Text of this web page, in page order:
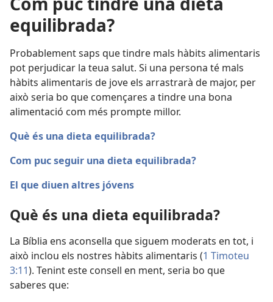
equilibrada?
Probablement saps que tindre mals hàbits alimentaris
pot perjudicar la teua salut. Si una persona té mals
hàbits alimentaris de jove els arrastrarà de major, per
això seria bo que començares a tindre una bona
alimentació com més prompte millor.
Què és una dieta equilibrada?
Com puc seguir una dieta equilibrada?
El que diuen altres jóvens
Què és una dieta equilibrada?
La Bíblia ens aconsella que siguem moderats en tot, i
això inclou els nostres hàbits alimentaris (1 Timoteu
3:11). Tenint este consell en ment, seria bo que
saberes que: